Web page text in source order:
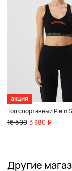
акция
Топ спортивный Plein
16 599 3 980 ₽
Другие